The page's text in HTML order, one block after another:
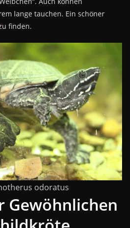
lange tauchen. Ein schöner
finden.
odoratus
Gewöhnlichen